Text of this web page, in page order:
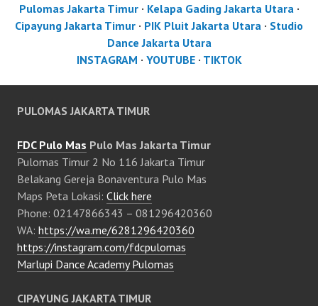
Pulomas Jakarta Timur· Kelapa Gading Jakarta Utara ·
Cipayung Jakarta Timur · PIK Pluit Jakarta Utara · Studio
Dance Jakarta Utara
INSTAGRAM · YOUTUBE· TIKTOK
PULOMAS JAKARTA TIMUR
FDC Pulo Mas Pulo Mas Jakarta Timur
Pulomas Timur 2 No 116 Jakarta Timur
Belakang Gereja Bonaventura Pulo Mas
Maps Peta Lokasi: Click here
Phone: 02147866343 – 081296420360
WA: https://wa.me/6281296420360
https://instagram.com/fdcpulomas
Marlupi Dance Academy Pulomas
CIPAYUNG JAKARTA TIMUR